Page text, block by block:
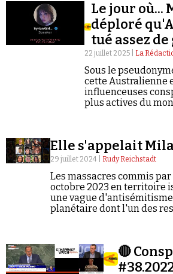
Faire un don
Demander à
Se connecter
Le jour où...
déploré
tué assez de
22 juillet 2025 | La
Sous le
cette Australienne
influenceuses
plus actives du
Elle s'appelait Mila
29 juillet 2024 | Rudy Reichstadt
Les massacres commis par
octobre 2023 en territoire
une vague
planétaire dont l'un des
🔴